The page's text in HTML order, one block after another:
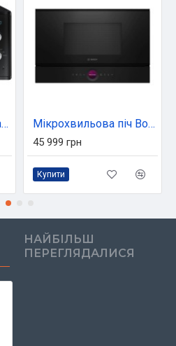
Мікрохвильова піч Samsung MS23K3614AK/UA Мікрохвильова піч Bosch BFR7221B1
45 999 грн
Купити
НАЙБІЛЬШ
ПЕРЕГЛЯДАЛИСЯ